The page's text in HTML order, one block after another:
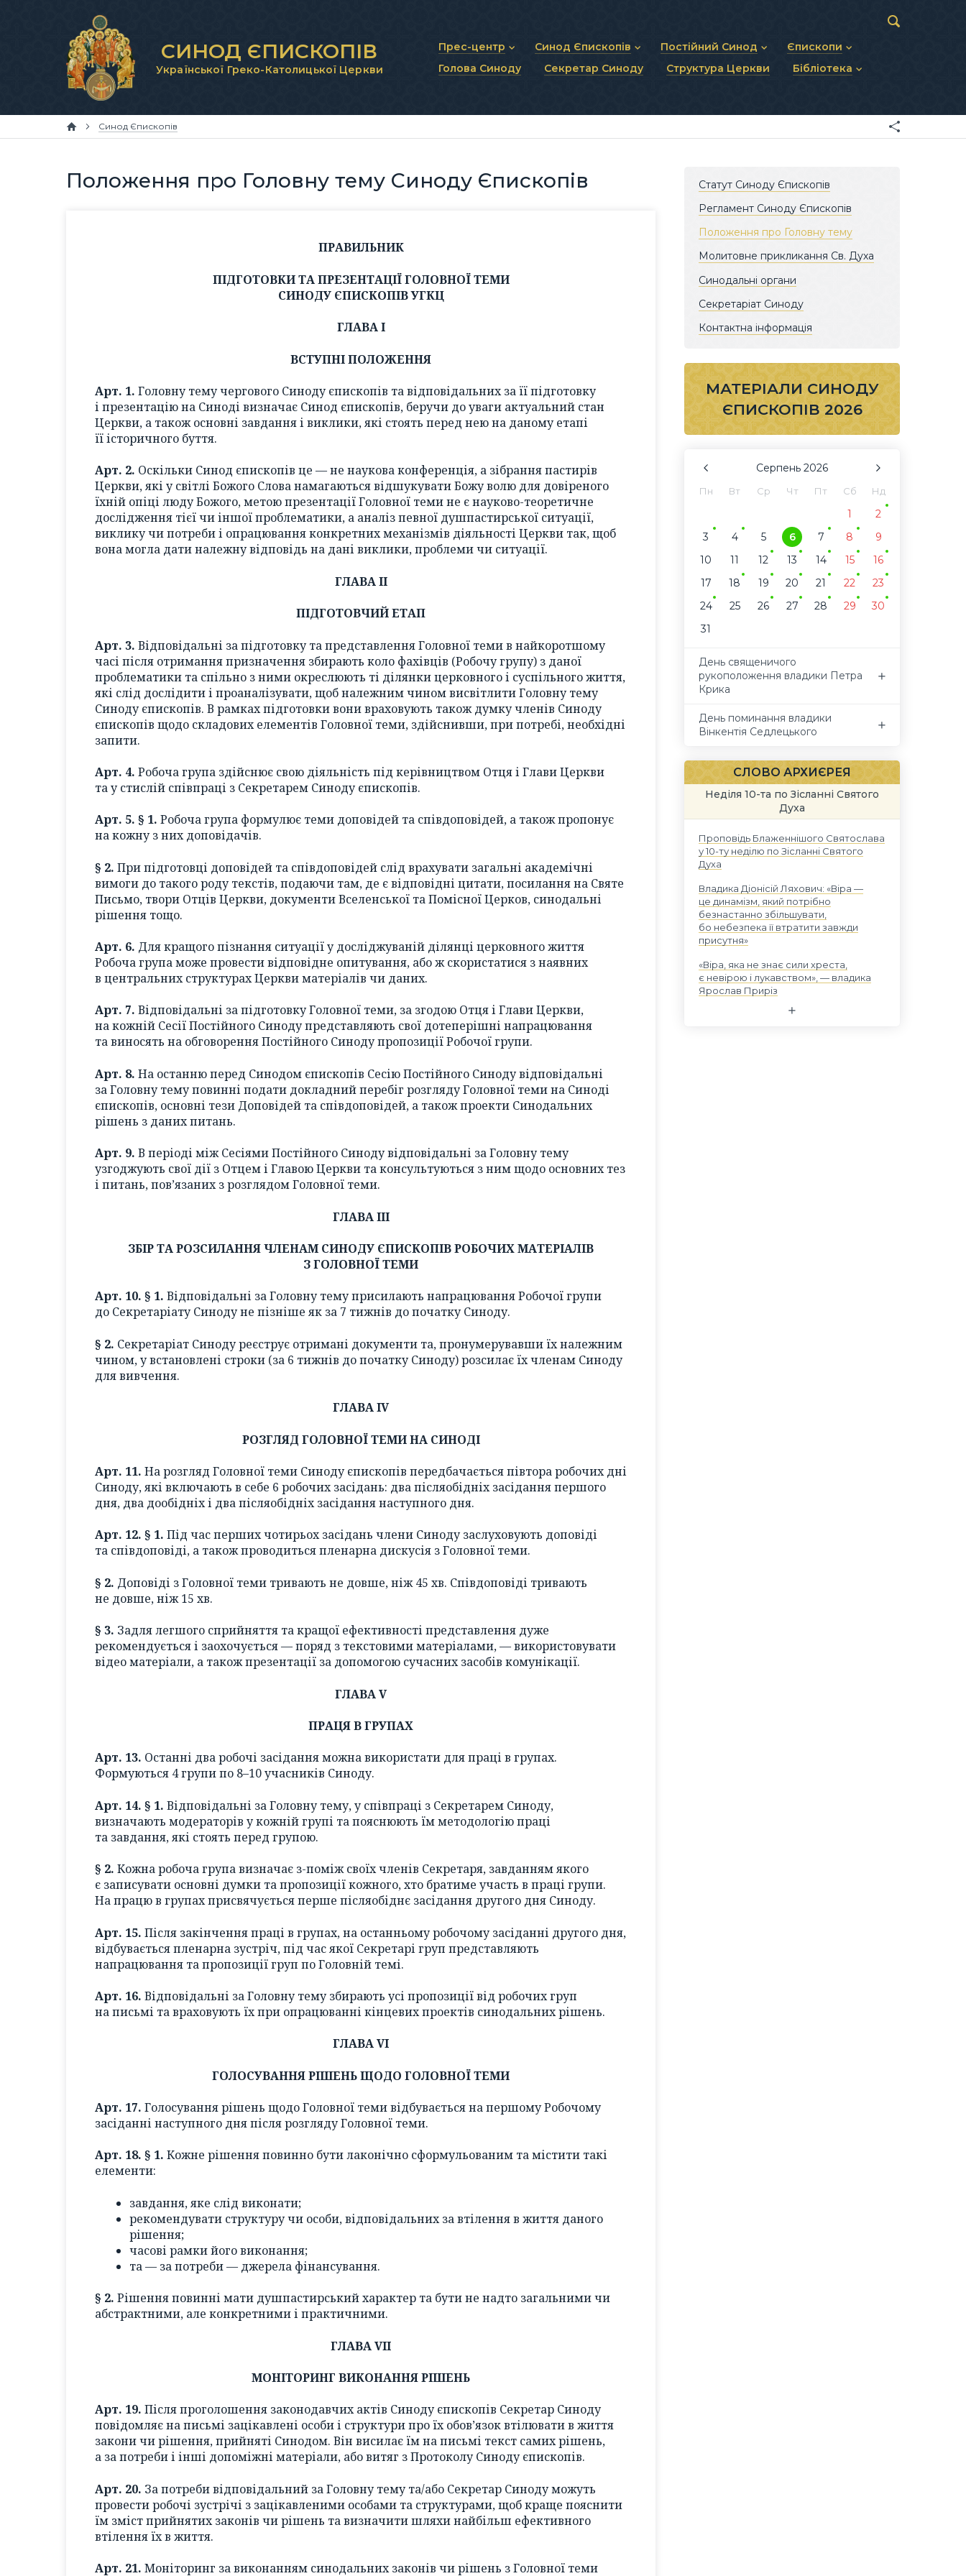
СИНОД ЄПИСКОПІВ
Української Греко-Католицької Церкви
Прес-центр
Новини та анонси
Синод Єпископів
Статут Синоду Єпископів
Синодальні органи
Постійний Синод
Статут Постійного Синоду
Єпископи
Діючі єпископи
Голова Синоду Секретар Синоду Структура Церкви Бібліотека
Матеріали Синодів
Синод Єпископів
Положення про Головну тему Синоду Єпископів
ПРАВИЛЬНИК
ПІДГОТОВКИ ТА ПРЕЗЕНТАЦІЇ ГОЛОВНОЇ ТЕМИ
СИНОДУ ЄПИСКОПІВ УГКЦ
ГЛАВА І
ВСТУПНІ ПОЛОЖЕННЯ
Арт. 1. Головну тему чергового Синоду єпископів та відповідальних за її підготовку
і презентацію на Синоді визначає Синод єпископів, беручи до уваги актуальний стан
Церкви, а також основні завдання і виклики, які стоять перед нею на даному етапі
її історичного буття.
Арт. 2. Оскільки Синод єпископів це — не наукова конференція, а зібрання пастирів
Церкви, які у світлі Божого Слова намагаються відшукувати Божу волю для довіреного
їхній опіці люду Божого, метою презентації Головної теми не є науково-теоретичне
дослідження тієї чи іншої проблематики, а аналіз певної душпастирської ситуації,
виклику чи потреби і опрацювання конкретних механізмів діяльності Церкви так, щоб
вона могла дати належну відповідь на дані виклики, проблеми чи ситуації.
ГЛАВА ІІ
ПІДГОТОВЧИЙ ЕТАП
Арт. 3. Відповідальні за підготовку та представлення Головної теми в найкоротшому
часі після отримання призначення збирають коло фахівців (Робочу групу) з даної
проблематики та спільно з ними окреслюють ті ділянки церковного і суспільного життя,
які слід дослідити і проаналізувати, щоб належним чином висвітлити Головну тему
Синоду єпископів. В рамках підготовки вони враховують також думку членів Синоду
єпископів щодо складових елементів Головної теми, здійснивши, при потребі, необхідні
запити.
Арт. 4. Робоча група здійснює свою діяльність під керівництвом Отця і Глави Церкви
та у стислій співпраці з Секретарем Синоду єпископів.
Арт. 5. § 1. Робоча група формулює теми доповідей та співдоповідей, а також пропонує
на кожну з них доповідачів.
§ 2. При підготовці доповідей та співдоповідей слід врахувати загальні академічні
вимоги до такого роду текстів, подаючи там, де є відповідні цитати, посилання на Святе
Письмо, твори Отців Церкви, документи Вселенської та Помісної Церков, синодальні
рішення тощо.
Арт. 6. Для кращого пізнання ситуації у досліджуваній ділянці церковного життя
Робоча група може провести відповідне опитування, або ж скористатися з наявних
в центральних структурах Церкви матеріалів чи даних.
Арт. 7. Відповідальні за підготовку Головної теми, за згодою Отця і Глави Церкви,
на кожній Сесії Постійного Синоду представляють свої дотеперішні напрацювання
та виносять на обговорення Постійного Синоду пропозиції Робочої групи.
Арт. 8. На останню перед Синодом єпископів Сесію Постійного Синоду відповідальні
за Головну тему повинні подати докладний перебіг розгляду Головної теми на Синоді
єпископів, основні тези Доповідей та співдоповідей, а також проекти Синодальних
рішень з даних питань.
Арт. 9. В періоді між Сесіями Постійного Синоду відповідальні за Головну тему
узгоджують свої дії з Отцем і Главою Церкви та консультуються з ним щодо основних тез
і питань, пов’язаних з розглядом Головної теми.
ГЛАВА ІІІ
ЗБІР ТА РОЗСИЛАННЯ ЧЛЕНАМ СИНОДУ ЄПИСКОПІВ РОБОЧИХ МАТЕРІАЛІВ
З ГОЛОВНОЇ ТЕМИ
Арт. 10. § 1. Відповідальні за Головну тему присилають напрацювання Робочої групи
до Секретаріату Синоду не пізніше як за 7 тижнів до початку Синоду.
§ 2. Секретаріат Синоду реєструє отримані документи та, пронумерувавши їх належним
чином, у встановлені строки (за 6 тижнів до початку Синоду) розсилає їх членам Синоду
для вивчення.
ГЛАВА IV
РОЗГЛЯД ГОЛОВНОЇ ТЕМИ НА СИНОДІ
Арт. 11. На розгляд Головної теми Синоду єпископів передбачається півтора робочих дні
Синоду, які включають в себе 6 робочих засідань: два післяобідніх засідання першого
дня, два дообідніх і два післяобідніх засідання наступного дня.
Арт. 12. § 1. Під час перших чотирьох засідань члени Синоду заслуховують доповіді
та співдоповіді, а також проводиться пленарна дискусія з Головної теми.
§ 2. Доповіді з Головної теми тривають не довше, ніж 45 хв. Співдоповіді тривають
не довше, ніж 15 хв.
§ 3. Задля легшого сприйняття та кращої ефективності представлення дуже
рекомендується і заохочується — поряд з текстовими матеріалами, — використовувати
відео матеріали, а також презентації за допомогою сучасних засобів комунікації.
ГЛАВА V
ПРАЦЯ В ГРУПАХ
Арт. 13. Останні два робочі засідання можна використати для праці в групах.
Формуються 4 групи по 8–10 учасників Синоду.
Арт. 14. § 1. Відповідальні за Головну тему, у співпраці з Секретарем Синоду,
визначають модераторів у кожній групі та пояснюють їм методологію праці
та завдання, які стоять перед групою.
§ 2. Кожна робоча група визначає з-поміж своїх членів Секретаря, завданням якого
є записувати основні думки та пропозиції кожного, хто братиме участь в праці групи.
На працю в групах присвячується перше післяобіднє засідання другого дня Синоду.
Арт. 15. Після закінчення праці в групах, на останньому робочому засіданні другого дня,
відбувається пленарна зустріч, під час якої Секретарі груп представляють
напрацювання та пропозиції груп по Головній темі.
Арт. 16. Відповідальні за Головну тему збирають усі пропозиції від робочих груп
на письмі та враховують їх при опрацюванні кінцевих проектів синодальних рішень.
ГЛАВА VI
ГОЛОСУВАННЯ РІШЕНЬ ЩОДО ГОЛОВНОЇ ТЕМИ
Арт. 17. Голосування рішень щодо Головної теми відбувається на першому Робочому
засіданні наступного дня після розгляду Головної теми.
Арт. 18. § 1. Кожне рішення повинно бути лаконічно сформульованим та містити такі
елементи:
завдання, яке слід виконати;
рекомендувати структуру чи особи, відповідальних за втілення в життя даного
рішення;
часові рамки його виконання;
та — за потреби — джерела фінансування.
§ 2. Рішення повинні мати душпастирський характер та бути не надто загальними чи
абстрактними, але конкретними і практичними.
ГЛАВА VII
МОНІТОРИНГ ВИКОНАННЯ РІШЕНЬ
Арт. 19. Після проголошення законодавчих актів Синоду єпископів Секретар Синоду
повідомляє на письмі зацікавлені особи і структури про їх обов’язок втілювати в життя
закони чи рішення, прийняті Синодом. Він висилає їм на письмі текст самих рішень,
а за потреби і інші допоміжні матеріали, або витяг з Протоколу Синоду єпископів.
Арт. 20. За потреби відповідальний за Головну тему та/або Секретар Синоду можуть
провести робочі зустрічі з зацікавленими особами та структурами, щоб краще пояснити
їм зміст прийнятих законів чи рішень та визначити шляхи найбільш ефективного
втілення їх в життя.
Арт. 21. Моніторинг за виконанням синодальних законів чи рішень з Головної теми
Статут Синоду Єпископів
Регламент Синоду Єпископів
Положення про Головну тему
Молитовне прикликання Св. Духа
Синодальні органи
Секретаріат Синоду
Контактна інформація
МАТЕРІАЛИ СИНОДУ
ЄПИСКОПІВ 2026
Серпень 2026
Пн Вт Ср Чт Пт Сб Нд
1
2
3
4 5 6 7 8
9
10
11 12 13 14 15
16
17
18 19 20 21 22
23
24
25 26 27 28 29
30
31
День священичого
рукоположення владики Петра
Крика
День поминання владики
Вінкентія Седлецького
СЛОВО АРХИЄРЕЯ
Неділя 10-та по Зісланні Святого
Духа
Проповідь Блаженнішого Святослава
у 10-ту неділю по Зісланні Святого
Духа
Владика Діонісій Ляхович: «Віра —
це динамізм, який потрібно
безнастанно збільшувати,
бо небезпека її втратити завжди
присутня»
«Віра, яка не знає сили хреста,
є невірою і лукавством», — владика
Ярослав Приріз